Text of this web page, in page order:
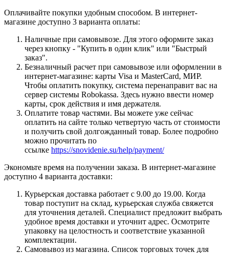
Оплачивайте покупки удобным способом. В интернет-
магазине доступно 3 варианта оплаты:
Наличные при самовывозе. Для этого оформите заказ
через кнопку - "Купить в один клик" или "Быстрый
заказ".
Безналичный расчет при самовывозе или оформлении в
интернет-магазине: карты Visa и MasterCard, МИР.
Чтобы оплатить покупку, система перенаправит вас на
сервер системы Robokassa. Здесь нужно ввести номер
карты, срок действия и имя держателя.
Оплатите товар частями. Вы можете уже сейчас
оплатить на сайте только четвертую часть от стоимости
и получить свой долгожданный товар. Более подробно
можно прочитать по
ссылке https://snovidenie.su/help/payment/
Экономьте время на получении заказа. В интернет-магазине
доступно 4 варианта доставки:
Курьерская доставка работает с 9.00 до 19.00. Когда
товар поступит на склад, курьерская служба свяжется
для уточнения деталей. Специалист предложит выбрать
удобное время доставки и уточнит адрес. Осмотрите
упаковку на целостность и соответствие указанной
комплектации.
Самовывоз из магазина. Список торговых точек для